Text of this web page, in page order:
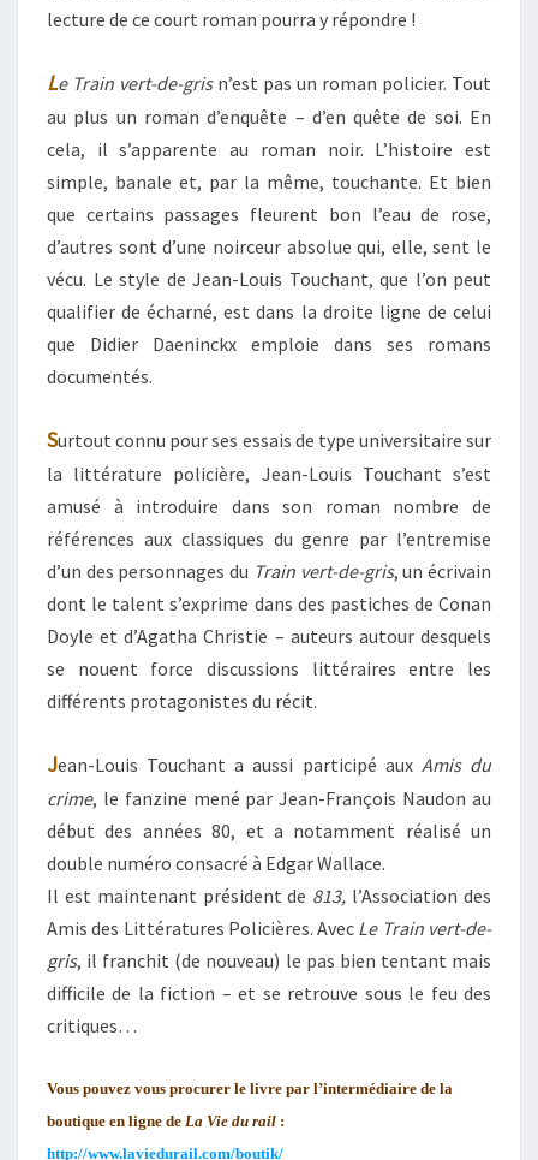
lecture de ce court roman pourra y répondre !
Le Train vert-de-grisn’est pas un roman policier. Tout
au plus un roman d’enquête – d’en quête de soi. En
cela, il s’apparente au roman noir. L’histoire est
simple, banale et, par la même, touchante. Et bien
que certains passages fleurent bon l’eau de rose,
d’autres sont d’une noirceur absolue qui, elle, sent le
vécu. Le style de Jean-Louis Touchant, que l’on peut
qualifier de écharné, est dans la droite ligne de celui
que Didier Daeninckx emploie dans ses romans
documentés.
Surtout connu pour ses essais de type universitaire sur
la littérature policière, Jean-Louis Touchant s’est
amusé à introduire dans son roman nombre de
références aux classiques du genre par l’entremise
d’un des personnages du Train vert-de-gris, un écrivain
dont le talent s’exprime dans des pastiches de Conan
Doyle et d’Agatha Christie – auteurs autour desquels
se nouent force discussions littéraires entre les
différents protagonistes du récit.
Jean-Louis Touchant a aussi participé aux Amis du
crime, le fanzine mené par Jean-François Naudon au
début des années 80, et a notamment réalisé un
double numéro consacré à Edgar Wallace.
Il est maintenant président de 813, l’Association des
Amis des Littératures Policières. Avec Le Train vert-de-
gris, il franchit (de nouveau) le pas bien tentant mais
difficile de la fiction – et se retrouve sous le feu des
critiques…
Vous pouvez vous procurer le livre par l’intermédiaire de la
boutique en ligne de La Vie du rail :
http://www.laviedurail.com/boutik/